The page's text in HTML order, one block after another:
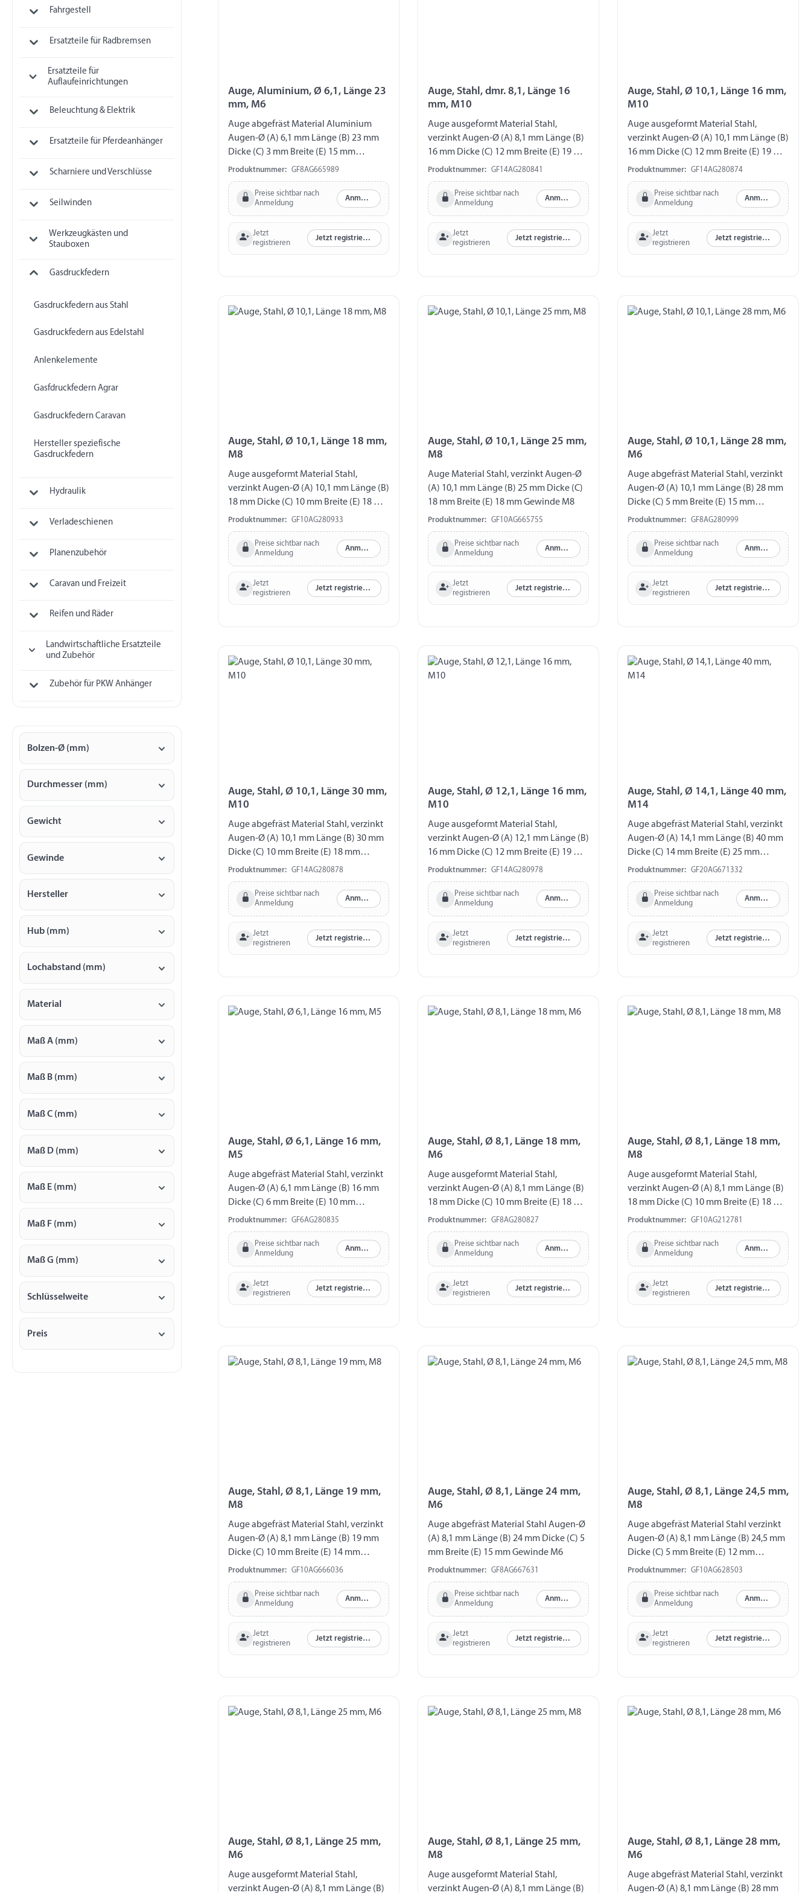
Fahrgestell
Ersatzteile für Radbremsen
Ersatzteile für
Auflaufeinrichtungen
Beleuchtung & Elektrik
Ersatzteile für Pferdeanhänger
Scharniere und Verschlüsse
Seilwinden
Werkzeugkästen und
Stauboxen
Gasdruckfedern
Gasdruckfedern aus Stahl
Gasdruckfedern aus Edelstahl
Anlenkelemente
Gasfdruckfedern Agrar
Gasdruckfedern Caravan
Hersteller speziefische
Gasdruckfedern
Hydraulik
Verladeschienen
Planenzubehör
Caravan und Freizeit
Reifen und Räder
Landwirtschaftliche Ersatzteile
und Zubehör
Zubehör für PKW Anhänger
Bolzen-Ø (mm)
Durchmesser (mm)
Gewicht
Gewinde
Hersteller
Hub (mm)
Lochabstand (mm)
Material
Maß A (mm)
Maß B (mm)
Maß C (mm)
Maß D (mm)
Maß E (mm)
Maß F (mm)
Maß G (mm)
Schlüsselweite
Preis
Auge, Aluminium, Ø 6,1, Länge 23
mm, M6
Auge abgefräst Material Aluminium
Augen-Ø (A) 6,1 mm Länge (B) 23 mm
Dicke (C) 3 mm Breite (E) 15 mm
Gewinde M6
Produktnummer: GF8AG665989
Preise sichtbar nach
Anmeldung
Anmelden
Jetzt
registrieren
Jetzt registrieren
Auge, Stahl, dmr. 8,1, Länge 16
mm, M10
Auge ausgeformt Material Stahl,
verzinkt Augen-Ø (A) 8,1 mm Länge (B)
16 mm Dicke (C) 12 mm Breite (E) 19 mm
Gewinde M10
Produktnummer: GF14AG280841
Preise sichtbar nach
Anmeldung
Anmelden
Jetzt
registrieren
Jetzt registrieren
Auge, Stahl, Ø 10,1, Länge 16 mm,
M10
Auge ausgeformt Material Stahl,
verzinkt Augen-Ø (A) 10,1 mm Länge (B)
16 mm Dicke (C) 12 mm Breite (E) 19 mm
Gewinde M10
Produktnummer: GF14AG280874
Preise sichtbar nach
Anmeldung
Anmelden
Jetzt
registrieren
Jetzt registrieren
Auge, Stahl, Ø 10,1, Länge 18 mm,
M8
Auge ausgeformt Material Stahl,
verzinkt Augen-Ø (A) 10,1 mm Länge (B)
18 mm Dicke (C) 10 mm Breite (E) 18 mm
Gewinde M8
Produktnummer: GF10AG280933
Preise sichtbar nach
Anmeldung
Anmelden
Jetzt
registrieren
Jetzt registrieren
Auge, Stahl, Ø 10,1, Länge 25 mm,
M8
Auge Material Stahl, verzinkt Augen-Ø
(A) 10,1 mm Länge (B) 25 mm Dicke (C)
18 mm Breite (E) 18 mm Gewinde M8
Produktnummer: GF10AG665755
Preise sichtbar nach
Anmeldung
Anmelden
Jetzt
registrieren
Jetzt registrieren
Auge, Stahl, Ø 10,1, Länge 28 mm,
M6
Auge abgefräst Material Stahl, verzinkt
Augen-Ø (A) 10,1 mm Länge (B) 28 mm
Dicke (C) 5 mm Breite (E) 15 mm
Gewinde M6
Produktnummer: GF8AG280999
Preise sichtbar nach
Anmeldung
Anmelden
Jetzt
registrieren
Jetzt registrieren
Auge, Stahl, Ø 10,1, Länge 30 mm,
M10
Auge abgefräst Material Stahl, verzinkt
Augen-Ø (A) 10,1 mm Länge (B) 30 mm
Dicke (C) 10 mm Breite (E) 18 mm
Gewinde M10
Produktnummer: GF14AG280878
Preise sichtbar nach
Anmeldung
Anmelden
Jetzt
registrieren
Jetzt registrieren
Auge, Stahl, Ø 12,1, Länge 16 mm,
M10
Auge ausgeformt Material Stahl,
verzinkt Augen-Ø (A) 12,1 mm Länge (B)
16 mm Dicke (C) 12 mm Breite (E) 19 mm
Gewinde M10
Produktnummer: GF14AG280978
Preise sichtbar nach
Anmeldung
Anmelden
Jetzt
registrieren
Jetzt registrieren
Auge, Stahl, Ø 14,1, Länge 40 mm,
M14
Auge abgefräst Material Stahl, verzinkt
Augen-Ø (A) 14,1 mm Länge (B) 40 mm
Dicke (C) 14 mm Breite (E) 25 mm
Gewinde M14
Produktnummer: GF20AG671332
Preise sichtbar nach
Anmeldung
Anmelden
Jetzt
registrieren
Jetzt registrieren
Auge, Stahl, Ø 6,1, Länge 16 mm,
M5
Auge abgefräst Material Stahl, verzinkt
Augen-Ø (A) 6,1 mm Länge (B) 16 mm
Dicke (C) 6 mm Breite (E) 10 mm
Gewinde M5
Produktnummer: GF6AG280835
Preise sichtbar nach
Anmeldung
Anmelden
Jetzt
registrieren
Jetzt registrieren
Auge, Stahl, Ø 8,1, Länge 18 mm,
M6
Auge ausgeformt Material Stahl,
verzinkt Augen-Ø (A) 8,1 mm Länge (B)
18 mm Dicke (C) 10 mm Breite (E) 18 mm
Gewinde M6
Produktnummer: GF8AG280827
Preise sichtbar nach
Anmeldung
Anmelden
Jetzt
registrieren
Jetzt registrieren
Auge, Stahl, Ø 8,1, Länge 18 mm,
M8
Auge ausgeformt Material Stahl,
verzinkt Augen-Ø (A) 8,1 mm Länge (B)
18 mm Dicke (C) 10 mm Breite (E) 18 mm
Gewinde M8
Produktnummer: GF10AG212781
Preise sichtbar nach
Anmeldung
Anmelden
Jetzt
registrieren
Jetzt registrieren
Auge, Stahl, Ø 8,1, Länge 19 mm,
M8
Auge abgefräst Material Stahl, verzinkt
Augen-Ø (A) 8,1 mm Länge (B) 19 mm
Dicke (C) 10 mm Breite (E) 14 mm
Gewinde M8
Produktnummer: GF10AG666036
Preise sichtbar nach
Anmeldung
Anmelden
Jetzt
registrieren
Jetzt registrieren
Auge, Stahl, Ø 8,1, Länge 24 mm,
M6
Auge abgefräst Material Stahl Augen-Ø
(A) 8,1 mm Länge (B) 24 mm Dicke (C) 5
mm Breite (E) 15 mm Gewinde M6
Produktnummer: GF8AG667631
Preise sichtbar nach
Anmeldung
Anmelden
Jetzt
registrieren
Jetzt registrieren
Auge, Stahl, Ø 8,1, Länge 24,5 mm,
M8
Auge abgefräst Material Stahl verzinkt
Augen-Ø (A) 8,1 mm Länge (B) 24,5 mm
Dicke (C) 5 mm Breite (E) 12 mm
Gewinde M8
Produktnummer: GF10AG628503
Preise sichtbar nach
Anmeldung
Anmelden
Jetzt
registrieren
Jetzt registrieren
Auge, Stahl, Ø 8,1, Länge 25 mm,
M6
Auge ausgeformt Material Stahl,
verzinkt Augen-Ø (A) 8,1 mm Länge (B)
Auge, Stahl, Ø 8,1, Länge 25 mm,
M8
Auge ausgeformt Material Stahl,
verzinkt Augen-Ø (A) 8,1 mm Länge (B)
Auge, Stahl, Ø 8,1, Länge 28 mm,
M6
Auge abgefräst Material Stahl, verzinkt
Augen-Ø (A) 8,1 mm Länge (B) 28 mm